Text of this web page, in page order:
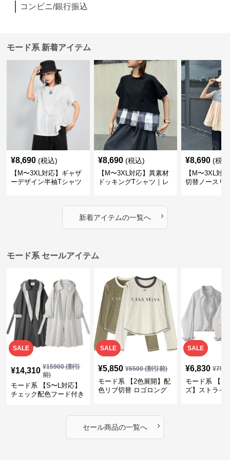
コンビニ/銀行振込
モード系 新着アイテム
¥8,690 (税込)
【M〜3XL対応】ギャザ
ーデザイン半袖Tシャツ
¥8,690 (税込)
【M〜3XL対応】異素材
ドッキングTシャツ｜レ
カバー・大人モード
¥8,690 (税
【M〜3XL対
切替ノースリ
新着アイテムの一覧へ ›
モード系 セールアイテム
SALE
¥14,310 ¥15900(割引
前)
モード系 【S〜L対応】
チェック配色フード付き
SALE
¥5,850 ¥6500(割引前)
モード系 【2色展開】配
色リブ切替 ロゴロング
SALE
¥6,830 ¥
モード系 【フ
ズ】ストライ
セール商品の一覧へ ›